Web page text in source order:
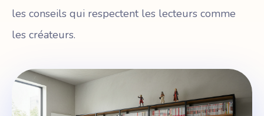
les conseils qui respectent les lecteurs comme
les créateurs.